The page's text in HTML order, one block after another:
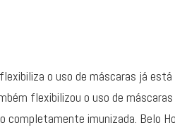
o uso de máscaras já
flexibilizou o uso de
completamente imunizada. Belo